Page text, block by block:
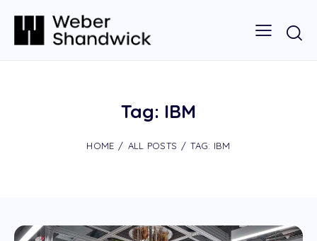
Tag: IBM
HOME ALL POSTS TAG: IBM